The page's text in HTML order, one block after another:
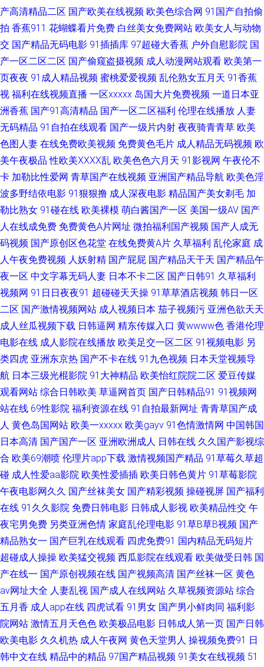
福利老司机 福利微拍伦理 激情文学网伊人 欧美变态区 欧洲综合色 亚洲中文
类情感 久色资源 女同互怼互操 人妖黃色一級A片 三极午夜影院 午夜伦理精
美A片 综合色图 91最新国产视频 俺去也伊人影院 福利导航91 国內精品久久
极品91白丝 女同在线观看 日本阿v视频 午夜少妇无 综合网97 91蜜桃吴梦梦
99热超碰在线 成人AV资源网站 国产全部视频91 九九热成人 男人女人成人超
人摸 五月天影院 97就是干五月天 超碰免费人妻 第一富利导航大全 九九综合
色网 日韩黄色大片 含羞草网站AV 青青草成人AV 五月丁香基地av 91在线白
丝 超碰人人爱爱 国产精品免费熟女 极品户外露出 麻豆熟女91 网站色片 91
爱搞屄 97亚洲色 成人福利网 国产精品迷奸 久久国产媒体 欧美综合成人 日
韩午夜福利 亚洲乡村午夜剧场 91看片入口 白丝美女后入爆操 福利社一区 黄
色性情网站 另类色综合 日韩1234区 亚州另类av 91成人网站 97碰人人摸 超
碰夫妻打炮 大香蕉色 成人网站69欧美 美国性福福利导航 欧美激情内射 欧美
成人社区 五月丁香福利网 91TS人妖另类 91工厂视频网站 亚洲变态sm ts伪
字化 99色色网址 丁香五月网站 黄色福利导航 免费黃色伊人网站 日韩无码青
青草原 亚洲制服 91视频夫妻 www欧洲影院 国语精品在线久久 欧美成人A 日
韩毛片网 午夜免费体验 91免费视屏大全 国产福利影院一 久久豆花视频18 欧
洲狠艹 天堂av2026 91sefuo 俺去啦最新网址 国产精品视频xⅩ 久久超碰97 欧
址 欧一区二区三区 五月天超碰 91大片免费观看 www俺去色色 国产精品蜜
芽AV 另类欧美性爱 日本女优婷婷 午夜福利在线影院 91干UU 超碰AV夜夜操
产高清精品二区 国产欧美在线视频 欧美色综合网 91国产自拍偷
拍 香蕉911 花蝴蝶看片免费 白丝美女免费网站 欧美女人与动物
交 国产精品无码电影 91插插库 97超碰大香蕉 户外自慰影院 国
产一区二区二区 国产偷窥盗摄视频 成人动漫网站观看 欧美第一
页夜夜 91成人精品视频 蜜桃爱爱视频 乱伦熟女五月天 91香蕉
视 福利在线视频直播 一区xxxxx 岛国大片免费视频 一道日本亚
洲香蕉 国产91高清精品 国产一区二区福利 伦理在线播放 人妻
无码精品 91自拍在线观看 国产一级片内射 夜夜骑青青草 欧美
色图人妻 在线免费欧美视频 免费黄色毛片 成人精品无码视频 欧
美午夜极品 性欧美ⅩⅩⅩⅩ乱 欧美色色六月天 91影视网 午夜伦不
卡 加勒比性爱网 青草国产在线视频 亚洲国产精品导航 欧美色淫
波多野结依电影 91狠狠撸 成人深夜电影 精品国产美女剃毛 加
勒比熟女 91碰在线 欧美裸模 萌白酱国产一区 美国一级AV 国产
人在线成免费 免费黄色A片网址 微拍福利国产视频 国产人成无
码视频 国产原创区色花堂 在线免费黄A片 久草福利 乱伦家庭 成
人午夜免费视频 人妖射精 国产屁屁 国产精品天干天 国产精品午
夜一区 中文字幕无码人妻 日本不卡二区 国产日韩91 久草福利
视频网 91日日夜夜91 超碰碰天天操 91草草酒店视频 韩日一区
二区 国产激情视频网站 成人视频日本 茄子视频污 亚洲色欲天天
成人丝瓜视频下载 日韩逼网 精东传媒入口 黄wwww色 香港伦理
电影在线 成人影院在线播放 欧美足交一区二区 91视频电影 另
类四虎 亚洲东京热 国产不卡在线 91九色视频 日本天堂视频导
航 日本三级光棍影院 91大神精品 欧美怡红院院二区 爱豆传媒
观看网站 综合日韩欧美 草逼网首页 国产日韩精品91 91视频网
站在线 69性影院 福利资源在线 91自拍最新网址 青青草国产成
人 黄色岛国网站 欧美一xxxxx 欧美gayv 91色情激情网 中国韩国
日本高清 国产国产一区 亚洲欧洲成人 日韩在线 久久国产影视综
合 欧美69潮喷 伦理片app下载 激情视频国产精品 91草莓久草超
碰 成人性爱aa影院 欧美性爱插插 欧美日韩色黄片 91草莓影院
午夜电影网久久 国产丝袜美女 国产精彩视频 操碰视屏 国产福利
在线 91久久影院 免费日韩电影 日韩成人影视 欧美精品性交 午
夜宅男免费 另类亚洲色情 家庭乱伦理电影 91草B草B视频 国产
精品熟女一 国产巨乳在线观看 四虎免费91 国内精品无码短片
超碰成人操操 欧美猛交视频 西瓜影院在线观看 欧美做受日韩 国
产在线一 国产原创视频在线 国产视频高清 国产丝袜一区 黄色
av网址大全 人妻乱视 国产成人在线网站 久草视频资源站 综合
五月香 成人app在线 四虎试看 91男女 国产男小鲜肉同 福利影
院网站 激情五月天色色 欧美极品电影 日韩成人第一页 国产日韩
欧美电影 久久机热 成人午夜网 黄色天堂男人 操视频免费91 日
韩中文在线 精品中的精品 97国产精品视频 91美女在线视频 51